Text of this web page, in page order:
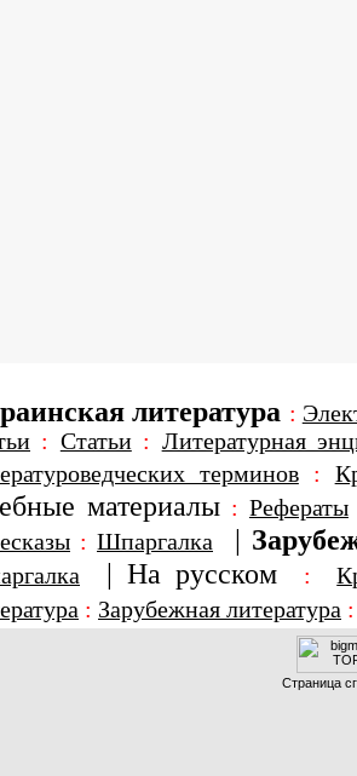
литература :
: Статьи: Литературная
терминов:
материалы : Рефераты
: Шпаргалка |
| На русском :
: Зарубежная литература
Страница